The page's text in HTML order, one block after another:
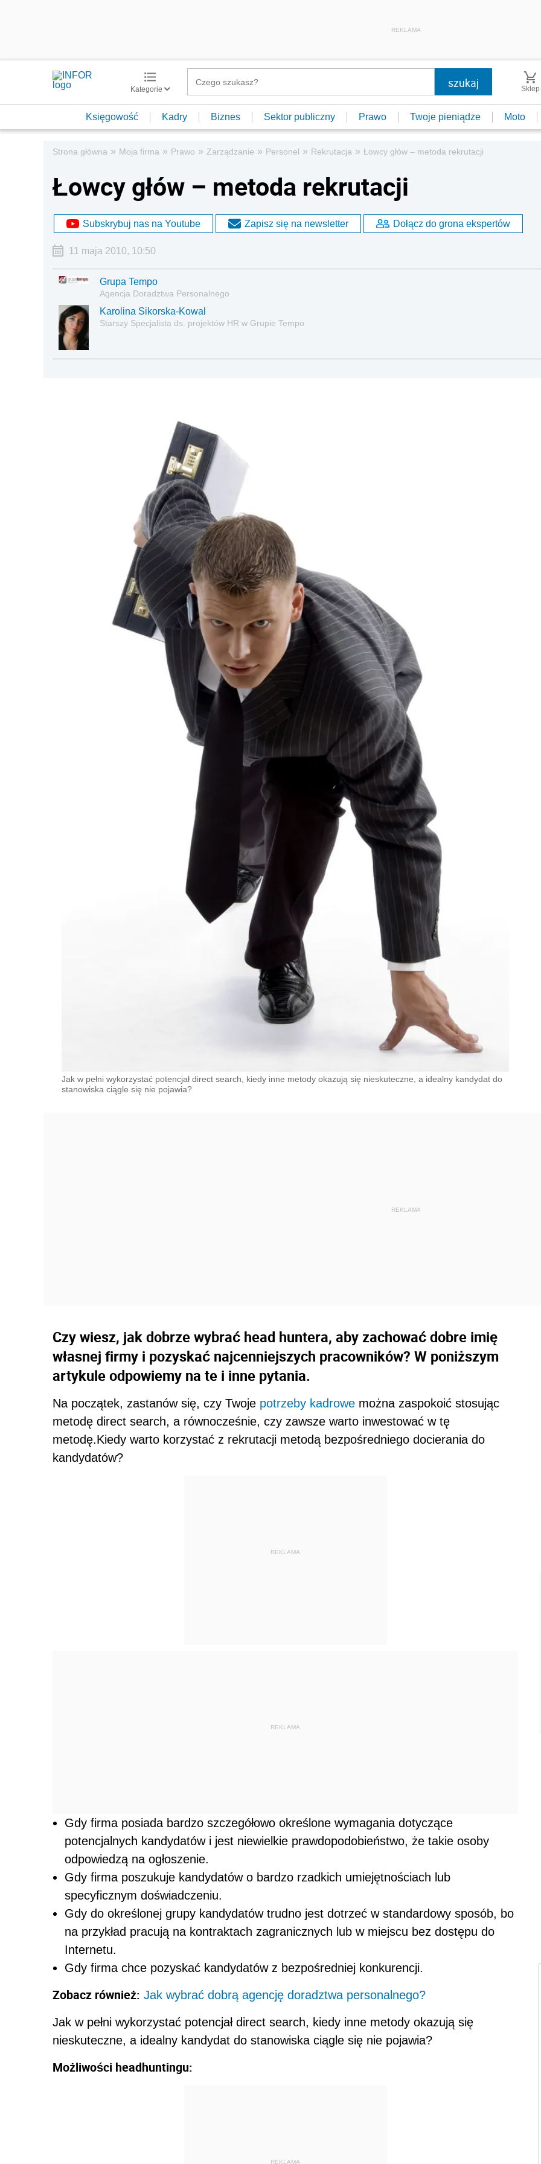
REKLAMA
Kategorie Sklep
Księgowość Kadry Biznes Sektor publiczny Prawo Twoje pieniądze Moto
Strona główna » Moja firma » Prawo » Zarządzanie » Personel » Rekrutacja » Łowcy głów – metoda rekrutacji
Łowcy głów – metoda rekrutacji
Subskrybuj nas na Youtube Zapisz się na newsletter Dołącz do grona ekspertów
11 maja 2010, 10:50
Grupa Tempo
Agencja Doradztwa Personalnego
Karolina Sikorska-Kowal
Starszy Specjalista ds. projektów HR w Grupie Tempo
Jak w pełni wykorzystać potencjał direct search, kiedy inne metody okazują się nieskuteczne, a idealny kandydat do
stanowiska ciągle się nie pojawia?
Czy wiesz, jak dobrze wybrać head huntera, aby zachować dobre imię
własnej firmy i pozyskać najcenniejszych pracowników? W poniższym
artykule odpowiemy na te i inne pytania.
Na początek, zastanów się, czy Twoje potrzeby kadrowe można zaspokoić stosując
metodę direct search, a równocześnie, czy zawsze warto inwestować w tę
metodę.Kiedy warto korzystać z rekrutacji metodą bezpośredniego docierania do
kandydatów?
REKLAMA
REKLAMA
Gdy firma posiada bardzo szczegółowo określone wymagania dotyczące
potencjalnych kandydatów i jest niewielkie prawdopodobieństwo, że takie osoby
odpowiedzą na ogłoszenie.
Gdy firma poszukuje kandydatów o bardzo rzadkich umiejętnościach lub
specyficznym doświadczeniu.
Gdy do określonej grupy kandydatów trudno jest dotrzeć w standardowy sposób, bo
na przykład pracują na kontraktach zagranicznych lub w miejscu bez dostępu do
Internetu.
Gdy firma chce pozyskać kandydatów z bezpośredniej konkurencji.
Zobacz również: Jak wybrać dobrą agencję doradztwa personalnego?
Jak w pełni wykorzystać potencjał direct search, kiedy inne metody okazują się
nieskuteczne, a idealny kandydat do stanowiska ciągle się nie pojawia?
Możliwości headhuntingu:
REKLAMA